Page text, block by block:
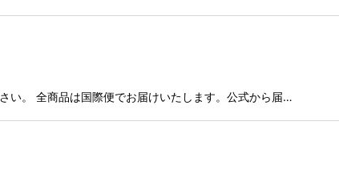
。 全商品は国際便でお届けいたします。公式から届…